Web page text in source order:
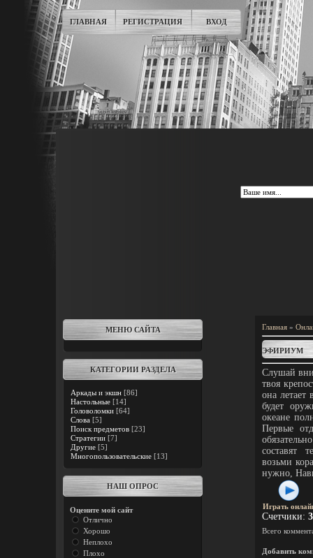
ГЛАВНАЯ РЕГИСТРАЦИЯ ВХОД
МЕНЮ САЙТА
КАТЕГОРИИ РАЗДЕЛА
Аркады и экшн [86]
Настольные [14]
Головоломки [64]
Слова [5]
Поиск предметов [23]
Стратегии [7]
Другие [5]
Многопользовательские [13]
НАШ ОПРОС
Оцените мой сайт
Отлично
Хорошо
Неплохо
Плохо
Главная »
ЭФИРИУМ
Слушай
твоя
она летает
будет
океане
Первые
составят
возьми
нужно,
Играть
Счетчики:
Всего
Добавить